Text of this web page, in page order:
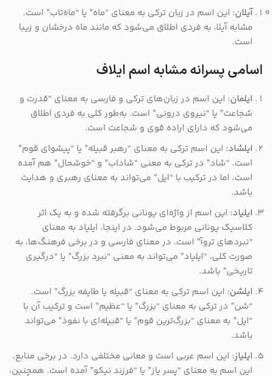
آیلان: این اسم در زبان ترکی به معنای “ماه” یا “ماه‌تاب” است.
مشابه آیلا، به فردی اطلاق می‌شود که مانند ماه درخشان و زیبا
است.
اسامی پسرانه مشابه اسم ایلاف
ایلمان: این اسم در زبان‌های ترکی و فارسی به معنای “قدرت و
شجاعت” یا “نیروی درونی” است. به‌طور کلی به فردی اطلاق
می‌شود که دارای اراده قوی و شجاعت است.
ایلشاد: این اسم ترکی به معنای “رهبر قبیله” یا “پیشوای قوم”
است. “شاد” در ترکی به معنی “شاداب” و “خوشحال” هم آمده
است، اما در ترکیب با “ایل” می‌تواند به معنای رهبری و هدایت
باشد.
ایلیاد: این اسم از واژه‌ای یونانی برگرفته شده و به یک اثر
کلاسیک یونانی مربوط می‌شود. در اینجا، ایلیاد به معنای
“نبردهای تروآ” است. در معنای فارسی و در برخی فرهنگ‌ها، به
صورت کلی، “ایلیاد” می‌تواند به معنی “نبرد بزرگ” یا “درگیری
تاریخی” باشد.
ایلشن: این اسم ترکی به معنای “قبیله یا طایفه بزرگ” است.
“شن” در ترکی به معنای “بزرگ” یا “عظیم” است و ترکیب آن با
“ایل” به معنای “بزرگ‌ترین قوم” یا “قبیله‌ای با نفوذ” می‌تواند
باشد.
ایلیاز: این اسم عربی است و معانی مختلفی دارد. در برخی منابع،
این اسم به معنای “پسر یاز” یا “فرزند نیکو” آمده است. همچنین،